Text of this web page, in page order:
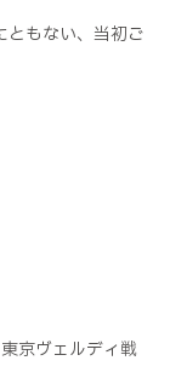
もない、当初ご
京ヴェルディ戦